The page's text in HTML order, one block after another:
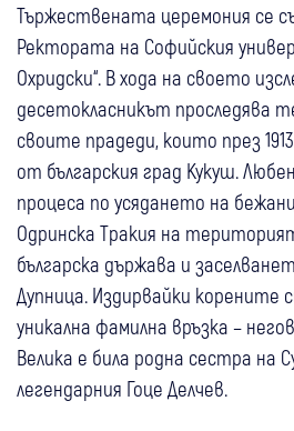
Тържествената церемония се
Ректората на Софийския
Охридски“. В хода на своето
десетокласникът проследява
своите прадеди, които през
от българския град Кукуш.
процеса по усядането на
Одринска Тракия на
българска държава и
Дупница. Издирвайки корените
уникална фамилна връзка –
Велика е била родна сестра на
легендарния Гоце Делчев.